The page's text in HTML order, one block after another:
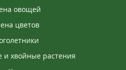
овощей
цветов
и хвойные растения